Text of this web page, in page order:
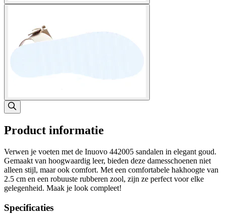
Product informatie
Verwen je voeten met de Inuovo 442005 sandalen in elegant goud.
Gemaakt van hoogwaardig leer, bieden deze damesschoenen niet
alleen stijl, maar ook comfort. Met een comfortabele hakhoogte van
2.5 cm en een robuuste rubberen zool, zijn ze perfect voor elke
gelegenheid. Maak je look compleet!
Specificaties